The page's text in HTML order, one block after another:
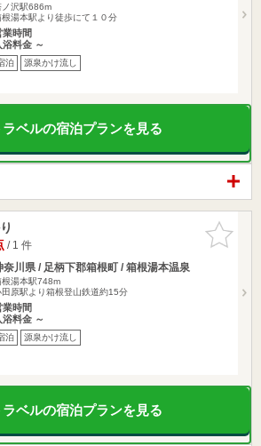
ノ沢駅686m
根湯本駅より徒歩にて１０分
業時間
浴料金 ～
泊 源泉かけ流し
ベルの宿泊プランを見る
お気に入
りに追加
/ 1 件
奈川県 / 足柄下郡箱根町 / 箱根湯本温泉
根湯本駅748m
田原駅より箱根登山鉄道約15分
業時間
浴料金 ～
泊 源泉かけ流し
ベルの宿泊プランを見る